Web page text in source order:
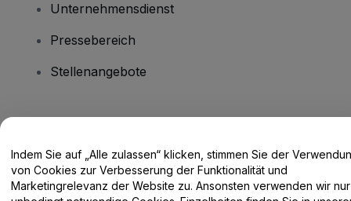
Unternehmensdienst
Pressebereich
Stellenangebote
Hilfe-Center / Kontakt
Indem Sie auf „Alle zulassen“ klicken, stimmen Sie der
von Cookies zur Verbesserung der Funktionalität und
Marketingrelevanz der Website zu. Ansonsten verwenden wir nur